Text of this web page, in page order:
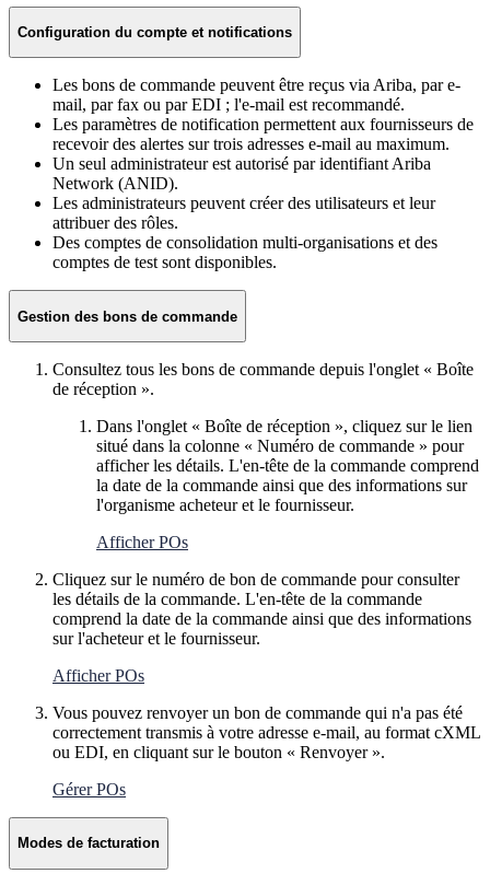
Configuration du compte et notifications
Les bons de commande peuvent être reçus via Ariba, par e-
mail, par fax ou par EDI ; l'e-mail est recommandé.
Les paramètres de notification permettent aux fournisseurs de
recevoir des alertes sur trois adresses e-mail au maximum.
Un seul administrateur est autorisé par identifiant Ariba
Network (ANID).
Les administrateurs peuvent créer des utilisateurs et leur
attribuer des rôles.
Des comptes de consolidation multi-organisations et des
comptes de test sont disponibles.
Gestion des bons de commande
Consultez tous les bons de commande depuis l'onglet « Boîte
de réception ».
Dans l'onglet « Boîte de réception », cliquez sur le lien
situé dans la colonne « Numéro de commande » pour
afficher les détails. L'en-tête de la commande comprend
la date de la commande ainsi que des informations sur
l'organisme acheteur et le fournisseur.
Afficher POs
Cliquez sur le numéro de bon de commande pour consulter
les détails de la commande. L'en-tête de la commande
comprend la date de la commande ainsi que des informations
sur l'acheteur et le fournisseur.
Afficher POs
Vous pouvez renvoyer un bon de commande qui n'a pas été
correctement transmis à votre adresse e-mail, au format cXML
ou EDI, en cliquant sur le bouton « Renvoyer ».
Gérer POs
Modes de facturation